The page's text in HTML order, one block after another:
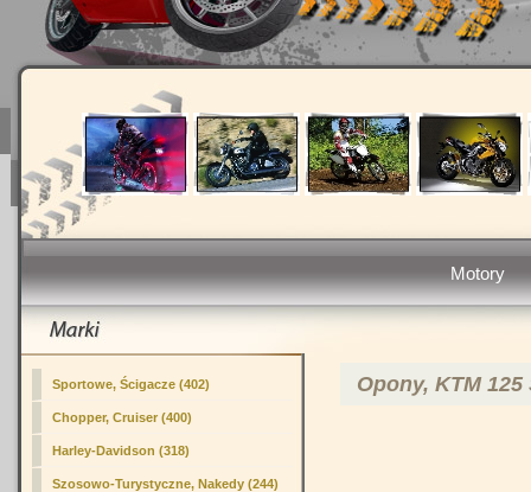
Motory
Sportowe, Ścigacze (402)
Chopper, Cruiser (400)
Harley-Davidson (318)
Szosowo-Turystyczne, Nakedy (244)
Opony, KTM